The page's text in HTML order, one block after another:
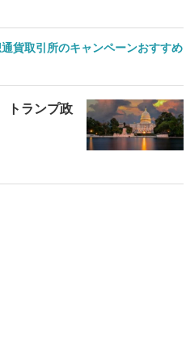
貨取引所のキャンペーンおすすめ
トランプ政